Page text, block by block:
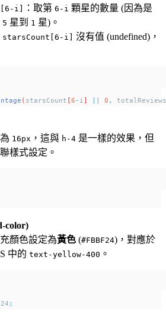
i] ：取第 6-i 顆星的數量 (因為是
5 星到 1 星)。
starsCount[6-i]
沒有值 (undefined)，
( starsCount [6 - i] 0 , totalReviews
16px ，這與 h-4 是一樣的效果，但
樣式設定。
color)
顏色設定為黃色 (#FBBF24)，對應於
中的 text-yellow-400 。
;